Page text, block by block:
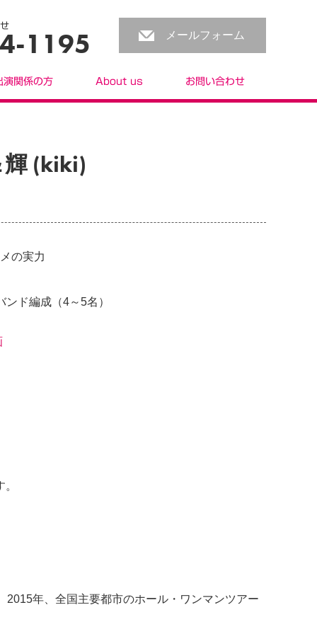
1195 メールフォーム
演関係の方 About us お問い合わせ
輝 (kiki)
の実力
ド編成（4～5名）
年、全国主要都市のホール・ワンマンツアー